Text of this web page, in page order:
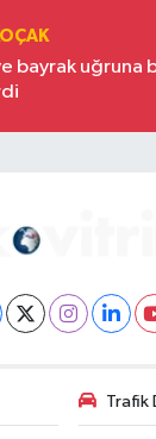
bayrak uğruna
Trafik